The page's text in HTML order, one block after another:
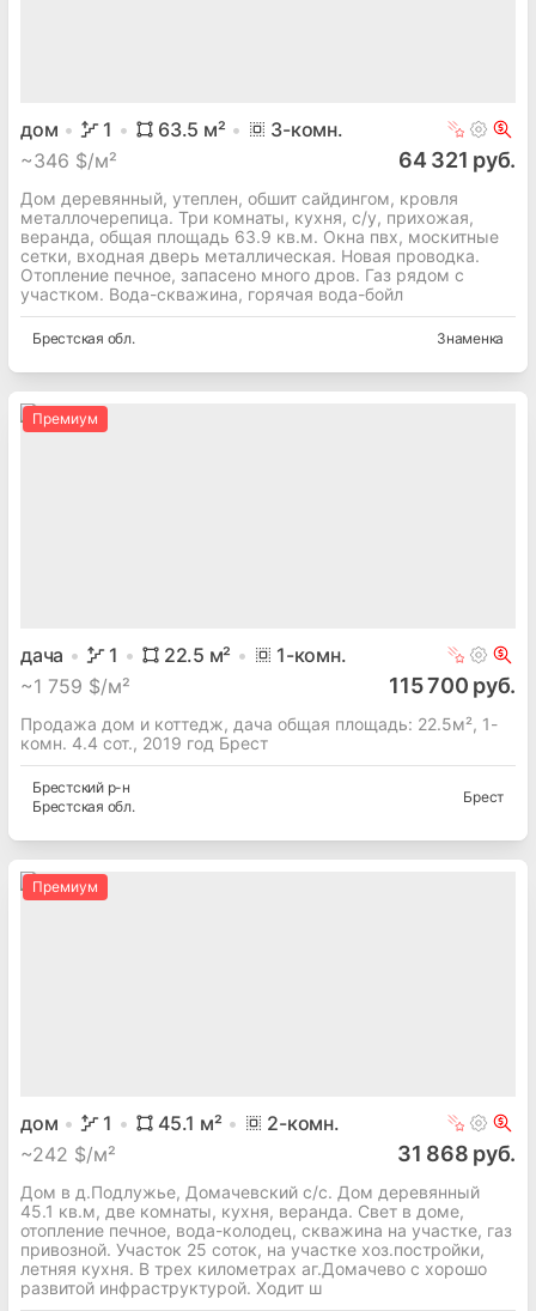
дом 1 63.5 м² 3-комн.
~346 $/м² 64 321 руб.
Дом деревянный, утеплен, обшит сайдингом, кровля
металлочерепица. Три комнаты, кухня, с/у, прихожая,
веранда, общая площадь 63.9 кв.м. Окна пвх, москитные
сетки, входная дверь металлическая. Новая проводка.
Отопление печное, запасено много дров. Газ рядом с
участком. Вода-скважина, горячая вода-бойл
Брестская обл. Знаменка
Премиум
дача 1 22.5 м² 1-комн.
~1 759 $/м² 115 700 руб.
Продажа дом и коттедж, дача общая площадь: 22.5м², 1-
комн. 4.4 сот., 2019 год Брест
Брестскийр-н
Брестская обл.
Брест
Премиум
дом 1 45.1 м² 2-комн.
~242 $/м² 31 868 руб.
Дом в д.Подлужье, Домачевский с/с. Дом деревянный
45.1 кв.м, две комнаты, кухня, веранда. Свет в доме,
отопление печное, вода-колодец, скважина на участке, газ
привозной. Участок 25 соток, на участке хоз.постройки,
летняя кухня. В трех километрах аг.Домачево с хорошо
развитой инфраструктурой. Ходит ш